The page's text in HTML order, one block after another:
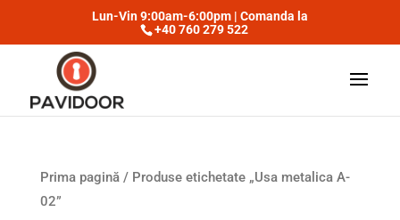
Lun-Vin 9:00am-6:00pm | Comanda la
+40 760 279 522
Prima pagină/ Produse etichetate „Usa metalica A-
02”